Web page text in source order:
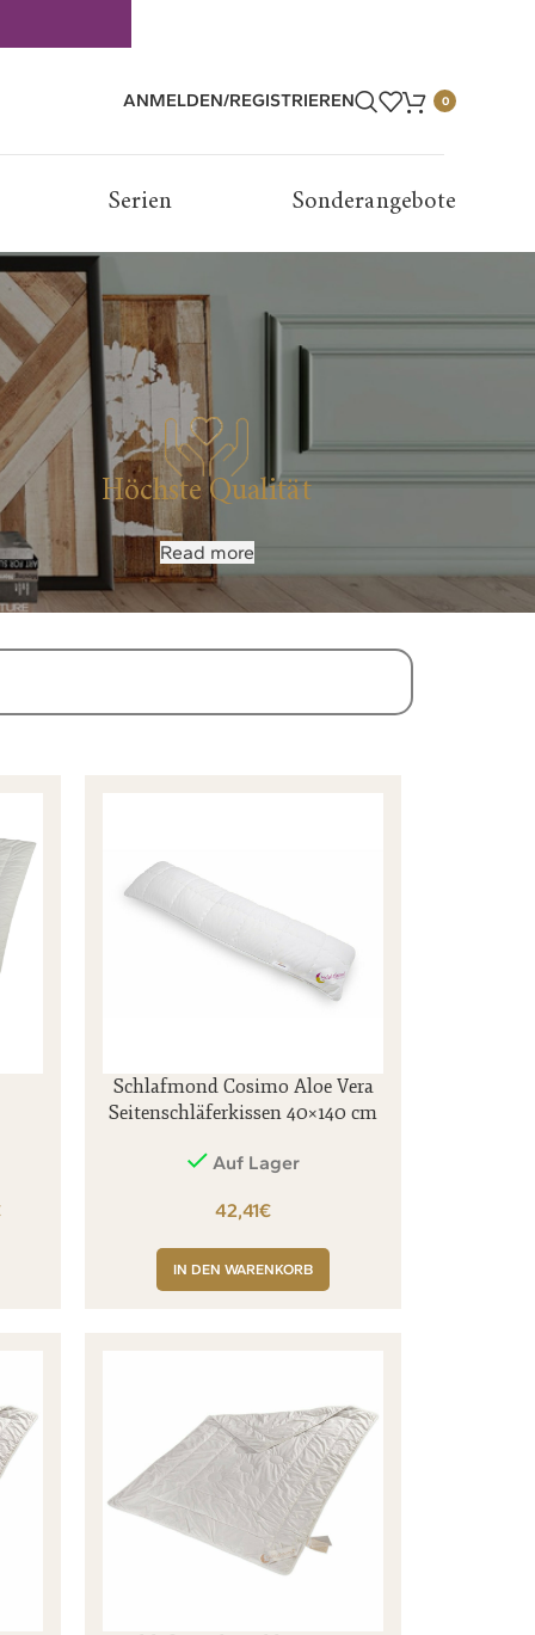
ANMELDEN/REGISTRIEREN 0
Serien Sonderangebote
Höchste Qualität
Read more
Schlafmond Cosimo Aloe Vera
Seitenschläferkissen 40×140 cm
Auf Lager
€
IN DEN WARENKORB